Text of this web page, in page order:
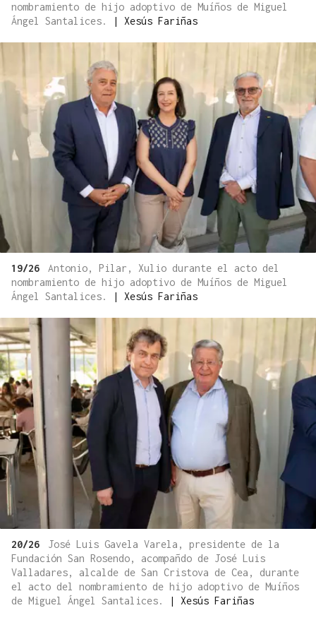
nombramiento de hijo adoptivo de Muíños de Miguel
Ángel Santalices.
| Xesús Fariñas
19/26
Antonio, Pilar, Xulio durante el acto del
nombramiento de hijo adoptivo de Muíños de Miguel
Ángel Santalices.
| Xesús Fariñas
20/26
José Luis Gavela Varela, presidente de la
Fundación San Rosendo, acompañdo de José Luis
Valladares, alcalde de San Cristova de Cea, durante
el acto del nombramiento de hijo adoptivo de Muíños
de Miguel Ángel Santalices.
| Xesús Fariñas